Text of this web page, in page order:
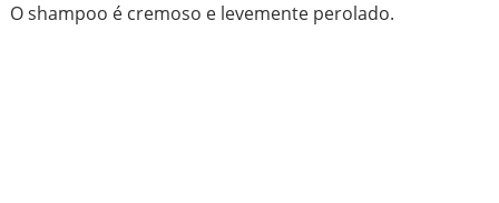
O shampoo é cremoso e levemente perolado.